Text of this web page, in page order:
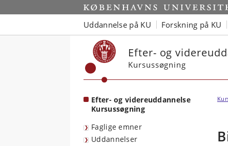
Start
Uddannelse på KU Forskning på KU
Efter- og
Kursussøgning
Efter- og videreuddannelse
Kursussøgning
Faglige emner
Uddannelser